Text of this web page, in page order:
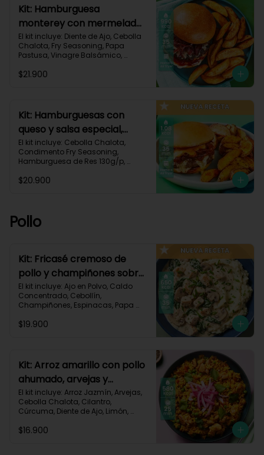
Proteínas 31g
Kit: Hamburguesa
monterey con mermelada
de chalota y mayonesa de
ajo-66
El kit incluye: Diente de Ajo, Cebolla
Chalota, Fry Seasoning, Papa
Pastusa, Vinagre Balsámico,
(125g/p), Pan Hamburguesa, Salsa
Carbohidratos 88g | Grasas 53g |
Proteínas 42g
$21.900
Kit: Hamburguesas con
queso y salsa especial,
papas y cebolla
caramelizada-142
El kit incluye: Cebolla Chalota,
Condimento Fry Seasoning,
Hamburguesa de Res 130g/p,
Hamburguesa brioche, Papa
1080 kcal | Carbohidratos 87g |
$20.900
Pollo
Kit: Fricasé cremoso de
pollo y champiñones sobre
puré de papa y espinacas-
152
El kit incluye: Ajo en Polvo, Caldo
Concentrado, Cebollín,
Champiñones, Espinacas, Papa
Pechuga de Pollo (foto 160g/p),
650 kcal	| Carbohidratos 52g |
Grasas 32g | Proteínas 41g
$19.900
Kit: Arroz amarillo con pollo
ahumado, arvejas y
cilantro-131
El kit incluye: Arroz Jazmín, Arvejas,
Cebolla Chalota, Cilantro,
Cúrcuma, Diente de Ajo, Limón,
160g/p), Tomate, Receta Impresa.
$16.900